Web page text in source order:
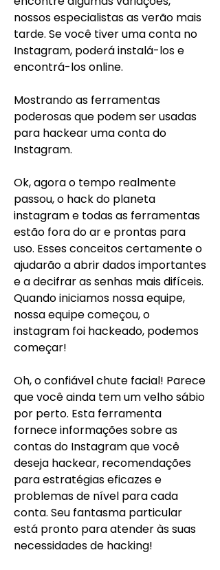
nossos especialistas as verão mais
tarde. Se você tiver uma conta no
Instagram, poderá instalá-los e
encontrá-los online.
Mostrando as ferramentas
poderosas que podem ser usadas
para hackear uma conta do
Instagram.
Ok, agora o tempo realmente
passou, o hack do planeta
instagram e todas as ferramentas
estão fora do ar e prontas para
uso. Esses conceitos certamente o
ajudarão a abrir dados importantes
e a decifrar as senhas mais difíceis.
Quando iniciamos nossa equipe,
nossa equipe começou, o
instagram foi hackeado, podemos
começar!
Oh, o confiável chute facial! Parece
que você ainda tem um velho sábio
por perto. Esta ferramenta
fornece informações sobre as
contas do Instagram que você
deseja hackear, recomendações
para estratégias eficazes e
problemas de nível para cada
conta. Seu fantasma particular
está pronto para atender às suas
necessidades de hacking!